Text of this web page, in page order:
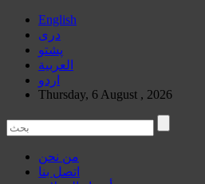
English
دری
پشتو
العربیة
اردو
Thursday, 6 August , 2026
من نحن
اتصل بنا